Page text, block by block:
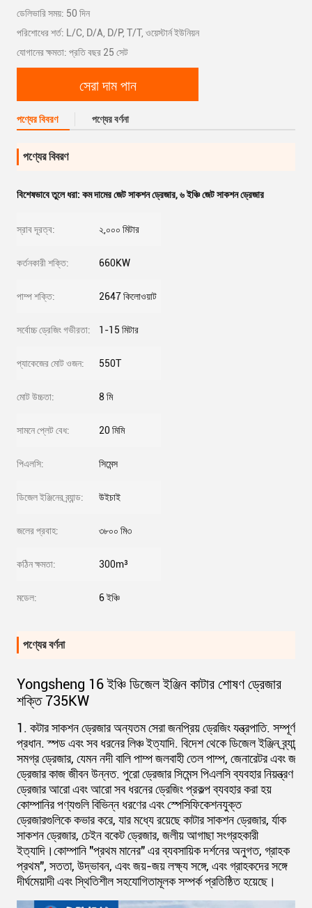
ডেলিভারি সময়: 50 দিন
পরিশোধের শর্ত: L/C, D/A, D/P, T/T, ওয়েস্টার্ন ইউনিয়ন
যোগানের ক্ষমতা: প্রতি বছর 25 সেট
সেরা দাম পান
পণ্যের বিবরণ পণ্যের বর্ণনা
পণ্যের বিবরণ
বিশেষভাবে তুলে ধরা: কম দামের জেট সাকশন ড্রেজার,৬ ইঞ্চি জেট সাকশন ড্রেজার
স্রাব দূরত্ব: ২,০০০ মিটার
কর্তনকারী শক্তি: 660KW
পাম্প শক্তি: 2647 কিলোওয়াট
সর্বোচ্চ ড্রেজিং গভীরতা: 1-15 মিটার
প্যাকেজের মোট ওজন: 550T
মোট উচ্চতা: 8 মি
সামনে প্লেট বেধ: 20 মিমি
পিএলসি: সিমেন্স
ডিজেল ইঞ্জিনের ব্র্যান্ড: উইচাই
জলের প্রবাহ: ৩৮০০ মি৩
কঠিন ক্ষমতা: 300m³
মডেল: 6 ইঞ্চি
পণ্যের বর্ণনা
Yongsheng 16 ইঞ্চি ডিজেল ইঞ্জিন কাটার শোষণ ড্রেজার
শক্তি 735KW
1. কটার সাকশন ড্রেজার অন্যতম সেরা জনপ্রিয় ড্রেজিং যন্ত্রপাতি. সম্পূর্ণ
প্রধান. স্পড এবং সব ধরনের লিঞ্চ ইত্যাদি. বিদেশ থেকে ডিজেল ইঞ্জিন
সমগ্র ড্রেজার, যেমন নদী বালি পাম্প জলবাহী তেল পাম্প, জেনারেটর এবং জল
ড্রেজার কাজ জীবন উন্নত. পুরো ড্রেজার সিমেন্স পিএলসি ব্যবহার নিয়ন্ত্রণ
ড্রেজার আরো এবং আরো সব ধরনের ড্রেজিং প্রকল্প ব্যবহার করা হয়
কোম্পানির পণ্যগুলি বিভিন্ন ধরণের এবং স্পেসিফিকেশনযুক্ত
ড্রেজারগুলিকে কভার করে, যার মধ্যে রয়েছে কাটার সাকশন ড্রেজার, র্যাক
সাকশন ড্রেজার, চেইন বকেট ড্রেজার, জলীয় আগাছা সংগ্রহকারী
ইত্যাদি।কোম্পানি "প্রথম মানের" এর ব্যবসায়িক দর্শনের অনুগত, গ্রাহক
প্রথম", সততা, উদ্ভাবন, এবং জয়-জয় লক্ষ্য সঙ্গে, এবং গ্রাহকদের সঙ্গে
দীর্ঘমেয়াদী এবং স্থিতিশীল সহযোগিতামূলক সম্পর্ক প্রতিষ্ঠিত হয়েছে।